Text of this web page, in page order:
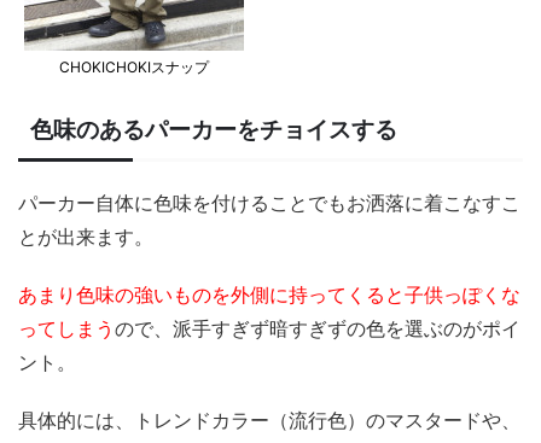
CHOKICHOKIスナップ
色味のあるパーカーをチョイスする
パーカー自体に色味を付けることでもお洒落に着こなすこ
とが出来ます。
あまり色味の強いものを外側に持ってくると子供っぽくな
ってしまう ので、派手すぎず暗すぎずの色を選ぶのがポイ
ント。
具体的には、トレンドカラー（流行色）のマスタードや、